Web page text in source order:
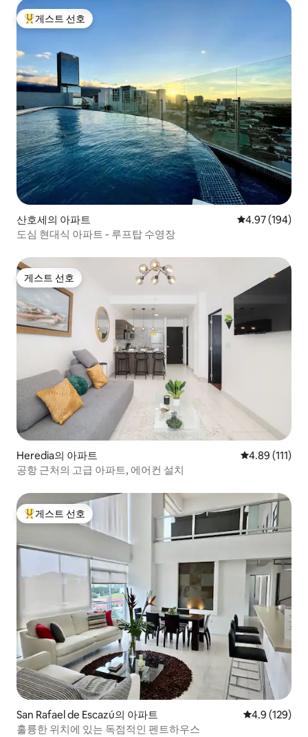
상위 게스트 선호
게스트 선호
산호세의 아파트 평점 4.97점(5
4.97 (194)
도심 현대식 아파트 - 루프탑 수영장
게스트 선호
게스트 선호
Heredia의 아파트 평점 4.89점(5
4.89 (111)
공항 근처의 고급 아파트, 에어컨 설치
상위 게스트 선호
게스트 선호
San Rafael de Escazú의 아파트 평점 4.9점(5
4.9 (129)
훌륭한 위치에 있는 독점적인 펜트하우스